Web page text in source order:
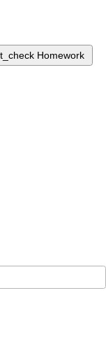
Homework